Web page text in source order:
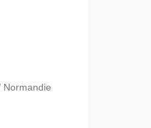
Normandie